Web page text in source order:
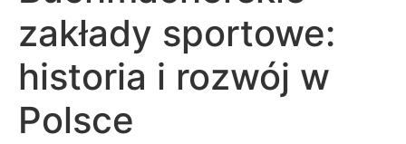
zakłady sportowe:
historia i rozwój w
Polsce